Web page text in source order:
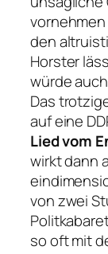
vornehmen
den
Horster
würde
Das
auf eine
Liedvom
wirkt dann
von zwei
so oft mit